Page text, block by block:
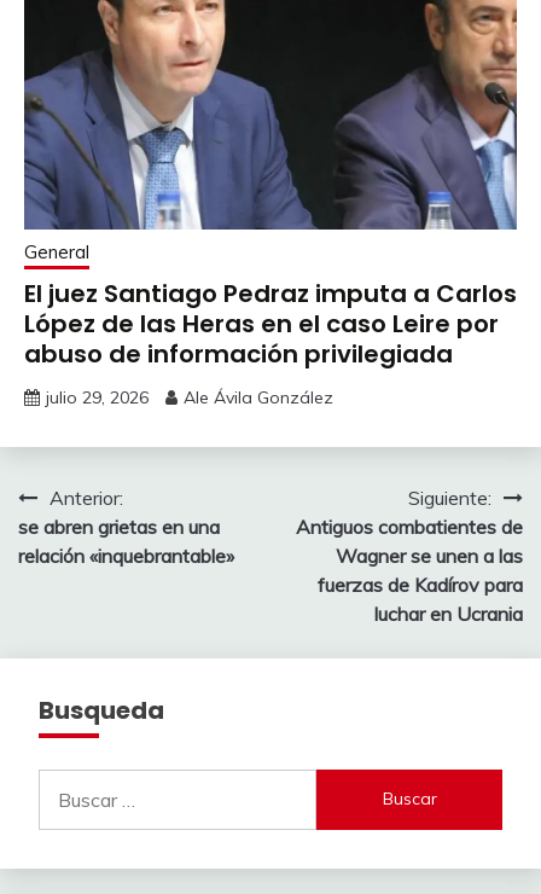
General
El juez Santiago Pedraz imputa a Carlos
López de las Heras en el caso Leire por
abuso de información privilegiada
julio 29, 2026 Ale Ávila González
Navegación
de
Anterior:
se abren grietas en una
relación «inquebrantable»
Siguiente:
Antiguos combatientes de
Wagner se unen a las
fuerzas de Kadírov para
luchar en Ucrania
Busqueda